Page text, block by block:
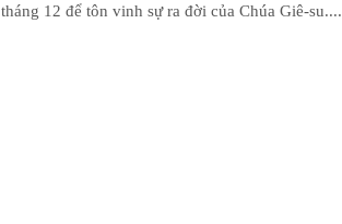
tháng 12 để tôn vinh sự ra đời của Chúa Giê-su....